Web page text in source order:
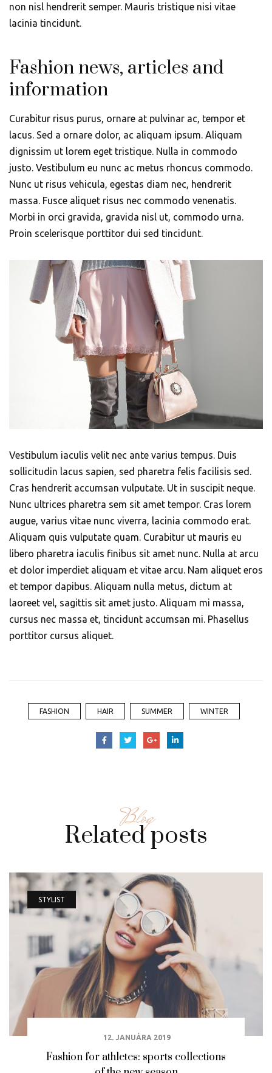
non nisl hendrerit semper. Mauris tristique nisi vitae
lacinia tincidunt.
Fashion news, articles and
information
Curabitur risus purus, ornare at pulvinar ac, tempor et
lacus. Sed a ornare dolor, ac aliquam ipsum. Aliquam
dignissim ut lorem eget tristique. Nulla in commodo
justo. Vestibulum eu nunc ac metus rhoncus commodo.
Nunc ut risus vehicula, egestas diam nec, hendrerit
massa. Fusce aliquet risus nec commodo venenatis.
Morbi in orci gravida, gravida nisl ut, commodo urna.
Proin scelerisque porttitor dui sed tincidunt.
Vestibulum iaculis velit nec ante varius tempus. Duis
sollicitudin lacus sapien, sed pharetra felis facilisis sed.
Cras hendrerit accumsan vulputate. Ut in suscipit neque.
Nunc ultrices pharetra sem sit amet tempor. Cras lorem
augue, varius vitae nunc viverra, lacinia commodo erat.
Aliquam quis vulputate quam. Curabitur ut mauris eu
libero pharetra iaculis finibus sit amet nunc. Nulla at arcu
et dolor imperdiet aliquam et vitae arcu. Nam aliquet eros
et tempor dapibus. Aliquam nulla metus, dictum at
laoreet vel, sagittis sit amet justo. Aliquam mi massa,
cursus nec massa et, tincidunt accumsan mi. Phasellus
porttitor cursus aliquet.
FASHION HAIR SUMMER WINTER
Blog
Related posts
STYLIST
12. JANUÁRA 2019
Fashion for athletes: sports collections